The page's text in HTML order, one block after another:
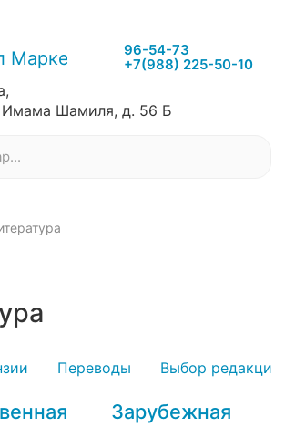
96-54-73
+7(988) 225-50-10
Имама Шамиля, д. 56 Б
Переводы Выбор редакции
Зарубежная